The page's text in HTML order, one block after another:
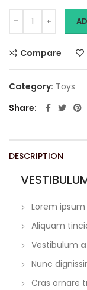
Compare
Category: Toys
Share
DESCRIPTION
Lorem
Aliquam
Vestibulum
Nunc
Cras ornare